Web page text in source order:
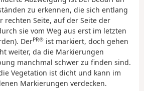
zu erkennen, die sich entlang
rechten Seite, auf der Seite der
sie vom Weg aus erst im letzten
DerPR® ist markiert, doch gehen
weiter, da die Markierungen
manchmal schwer zu finden sind.
Vegetation ist dicht und kann im
Markierungen verdecken.